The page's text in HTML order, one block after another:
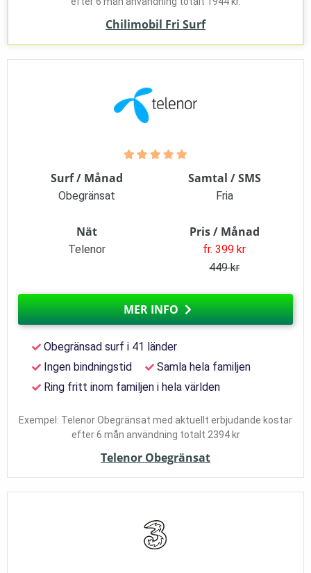
Chilimobil Fri Surf
Surf / Månad
Obegränsat
Samtal / SMS
Fria
Nät
Telenor
Pris / Månad
fr. 399 kr
449 kr
MER INFO
Obegränsad surf i 41 länder
Ingen bindningstid
Samla hela familjen
Ring fritt inom familjen i hela världen
Exempel: Telenor Obegränsat med aktuellt erbjudande kostar
efter 6 mån användning totalt 2394 kr
Telenor Obegränsat